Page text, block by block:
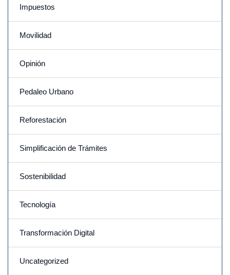
Impuestos
Movilidad
Opinión
Pedaleo Urbano
Reforestación
Simplificación de Trámites
Sostenibilidad
Tecnología
Transformación Digital
Uncategorized